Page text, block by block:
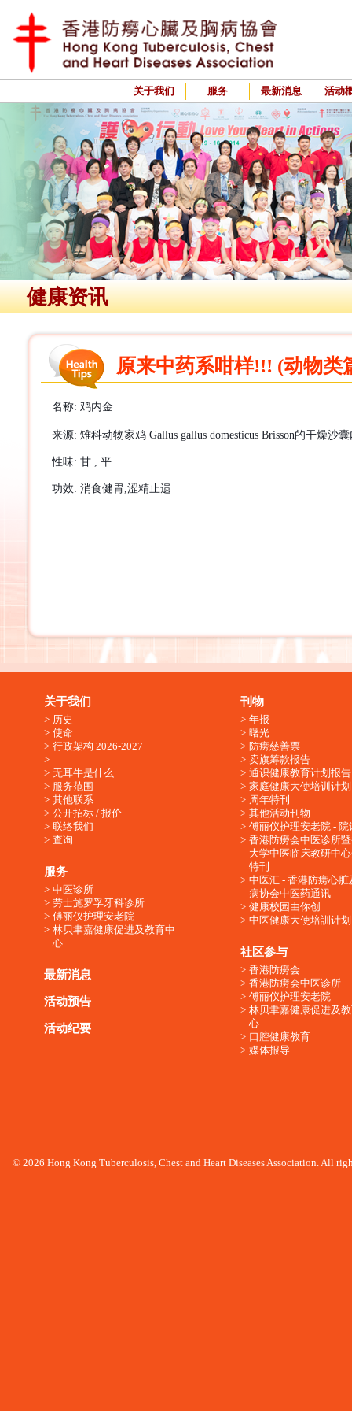
关于我们 服务 最新消息 活动
健康资讯
原来中药系咁样!!! (动物类
名称: 鸡内金
来源: 雉科动物家鸡 Gallus gallus domesticus Brisson的干燥沙囊
性味: 甘 , 平
功效: 消食健胃 ,涩精止遗
关于我们
历史
使命
行政架构 2026-2027
无耳牛是什么
服务范围
其他联系
公开招标 / 报价
联络我们
查询
服务
中医诊所
劳士施罗孚牙科诊所
傅丽仪护理安老院
林贝聿嘉健康促进及教育中
心
最新消息
活动预告
活动纪要
刊物
年报
曙光
防痨慈善票
卖旗筹款报告
通识健康教育计划报告
家庭健康大使培训计划
周年特刊
其他活动刊物
傅丽仪护理安老院 - 院
香港防痨会中医诊所
大学中医临床教研中
特刊
中医汇 - 香港防痨心脏
病协会中医药通讯
健康校园由你创
中医健康大使培訓计划
社区参与
香港防痨会
香港防痨会中医诊所
傅丽仪护理安老院
林贝聿嘉健康促进及
心
口腔健康教育
媒体报导
© 2026 Hong Kong Tuberculosis, Chest and Heart Diseases Association. All